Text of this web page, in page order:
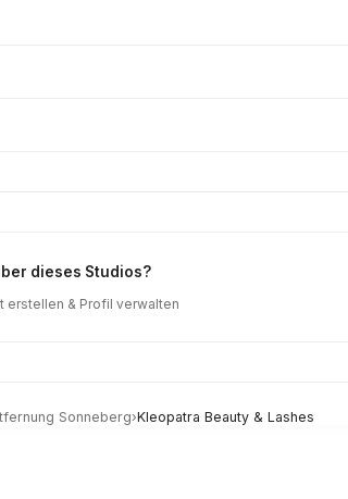
dieses Studios?
erstellen & Profil verwalten
Sonneberg›Kleopatra Beauty & Lashes